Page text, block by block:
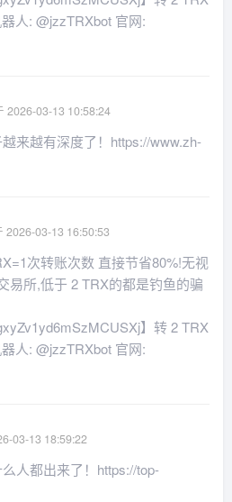
人: @jzzTRXbot 官网:
2026-03-13 10:58:24
来越有深度了！https://www.zh-
2026-03-13 16:50:53
次转账次数 直接节省80%!无视
易所,低于 2 TRX的都是钓鱼的骗
】转 2 TRX
人: @jzzTRXbot 官网:
03-13 18:59:22
人都出来了！https://top-